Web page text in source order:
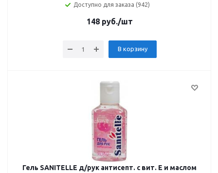
Доступно для заказа (942)
148руб./шт
В корзину
Гель SANITELLE д/рук антисепт. с вит. Е и маслом